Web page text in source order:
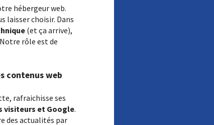
hébergeur web.
laisser choisir. Dans
(et ça arrive),
rôle est de
contenus web
rafraichisse ses
visiteurs et Google.
des actualités par